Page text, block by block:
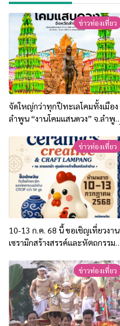
ข่าวท่องเที่ยว
จัดใหญ่กว่าทุกปีทะเลโคมทั้งเมือง
ลำพูน “งานโคมแสนดวง” จ.ลำพูน
ณ วัดพระธาตุหริภุญชัยข่าวท่องเที่ยว
10-13 ก.ค. 68 นี้ ขอเชิญเที่ยวงาน
เซรามิกสร้างสรรค์และหัตถกรรม
Craft Lampang”
ข่าวท่องเที่ยว